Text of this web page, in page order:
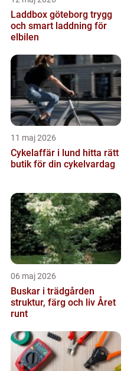
Laddbox göteborg trygg
och smart laddning för
elbilen
11 maj 2026
Cykelaffär i lund hitta rätt
butik för din cykelvardag
06 maj 2026
Buskar i trädgården
struktur, färg och liv Året
runt